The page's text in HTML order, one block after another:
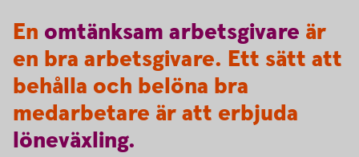
En omtänksam arbetsgivare är
en bra arbetsgivare. Ett sätt att
behålla och belöna bra
medarbetare är att erbjuda
löneväxling.